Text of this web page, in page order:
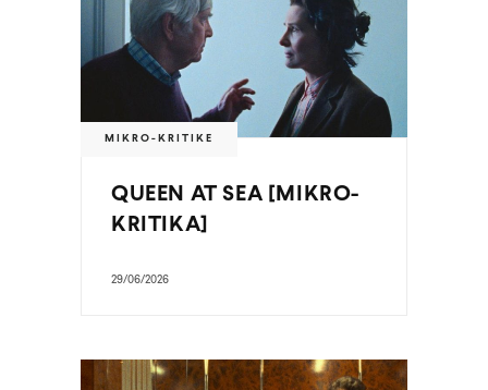
MIKRO-KRITIKE
QUEEN AT SEA [MIKRO-
KRITIKA]
29/06/2026